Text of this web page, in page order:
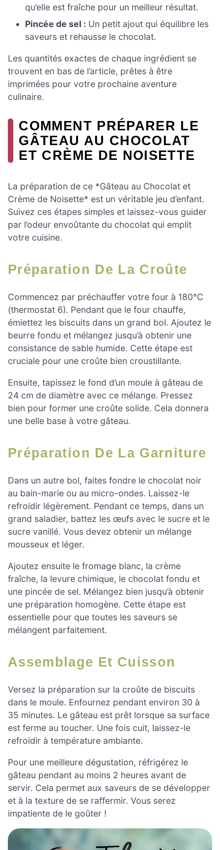
qu’elle est fraîche pour un meilleur résultat.
Pincée de sel : Un petit ajout qui équilibre les
saveurs et rehausse le chocolat.
Les quantités exactes de chaque ingrédient se
trouvent en bas de l’article, prêtes à être
imprimées pour votre prochaine aventure
culinaire.
COMMENT PRÉPARER LE
GÂTEAU AU CHOCOLAT
ET CRÈME DE NOISETTE
La préparation de ce *Gâteau au Chocolat et
Crème de Noisette* est un véritable jeu d’enfant.
Suivez ces étapes simples et laissez-vous guider
par l’odeur envoûtante du chocolat qui emplit
votre cuisine.
Préparation De La Croûte
Commencez par préchauffer votre four à 180°C
(thermostat 6). Pendant que le four chauffe,
émiettez les biscuits dans un grand bol. Ajoutez le
beurre fondu et mélangez jusqu’à obtenir une
consistance de sable humide. Cette étape est
cruciale pour une croûte bien croustillante.
Ensuite, tapissez le fond d’un moule à gâteau de
24 cm de diamètre avec ce mélange. Pressez
bien pour former une croûte solide. Cela donnera
une belle base à votre gâteau.
Préparation De La Garniture
Dans un autre bol, faites fondre le chocolat noir
au bain-marie ou au micro-ondes. Laissez-le
refroidir légèrement. Pendant ce temps, dans un
grand saladier, battez les œufs avec le sucre et le
sucre vanillé. Vous devez obtenir un mélange
mousseux et léger.
Ajoutez ensuite le fromage blanc, la crème
fraîche, la levure chimique, le chocolat fondu et
une pincée de sel. Mélangez bien jusqu’à obtenir
une préparation homogène. Cette étape est
essentielle pour que toutes les saveurs se
mélangent parfaitement.
Assemblage Et Cuisson
Versez la préparation sur la croûte de biscuits
dans le moule. Enfournez pendant environ 30 à
35 minutes. Le gâteau est prêt lorsque sa surface
est ferme au toucher. Une fois cuit, laissez-le
refroidir à température ambiante.
Pour une meilleure dégustation, réfrigérez le
gâteau pendant au moins 2 heures avant de
servir. Cela permet aux saveurs de se développer
et à la texture de se raffermir. Vous serez
impatiente de le goûter !